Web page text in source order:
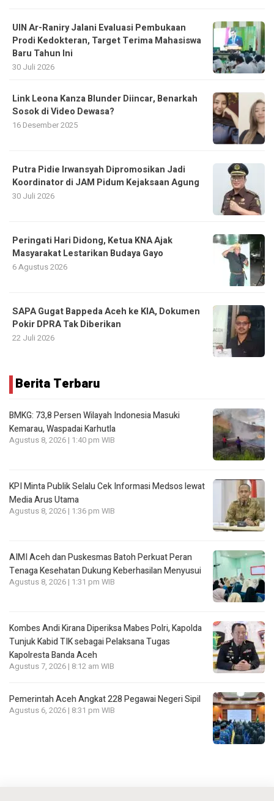
UIN Ar-Raniry Jalani Evaluasi Pembukaan
Prodi Kedokteran, Target Terima Mahasiswa
Baru Tahun Ini
30 Juli 2026
Link Leona Kanza Blunder Diincar, Benarkah
Sosok di Video Dewasa?
16 Desember 2025
Putra Pidie Irwansyah Dipromosikan Jadi
Koordinator di JAM Pidum Kejaksaan Agung
30 Juli 2026
Peringati Hari Didong, Ketua KNA Ajak
Masyarakat Lestarikan Budaya Gayo
6 Agustus 2026
SAPA Gugat Bappeda Aceh ke KIA, Dokumen
Pokir DPRA Tak Diberikan
22 Juli 2026
Berita Terbaru
BMKG: 73,8 Persen Wilayah Indonesia Masuki
Kemarau, Waspadai Karhutla
Agustus 8, 2026 | 1:40 pm WIB
KPI Minta Publik Selalu Cek Informasi Medsos lewat
Media Arus Utama
Agustus 8, 2026 | 1:36 pm WIB
AIMI Aceh dan Puskesmas Batoh Perkuat Peran
Tenaga Kesehatan Dukung Keberhasilan Menyusui
Agustus 8, 2026 | 1:31 pm WIB
Kombes Andi Kirana Diperiksa Mabes Polri, Kapolda
Tunjuk Kabid TIK sebagai Pelaksana Tugas
Kapolresta Banda Aceh
Agustus 7, 2026 | 8:12 am WIB
Pemerintah Aceh Angkat 228 Pegawai Negeri Sipil
Agustus 6, 2026 | 8:31 pm WIB